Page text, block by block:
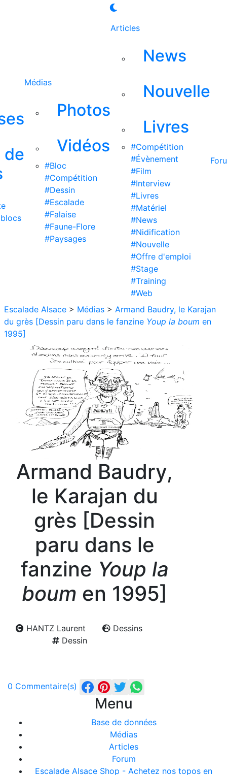
de
Médias
Photos
Vidéos
#Bloc
#Compétition
#Dessin
#Escalade
#Falaise
#Faune-Flore
#Paysages
Articles
News
Nouvelle
Livres
#Compétition
#Évènement
#Film
#Interview
#Livres
#Matériel
#News
#Nidification
#Nouvelle
#Offre d'emploi
#Stage
#Training
#Web
Escalade Alsace > Médias > Armand Baudry, le Karajan
du grès [Dessin paru dans le fanzine Youp la boum en
1995]
Armand Baudry,
le Karajan du
grès [Dessin
paru dans le
fanzine Youp la
boum en 1995]
HANTZ Laurent
Dessins
Dessin
0 Commentaire(s)
Menu
Base de données
Médias
Articles
Forum
Escalade Alsace Shop - Achetez nos topos en